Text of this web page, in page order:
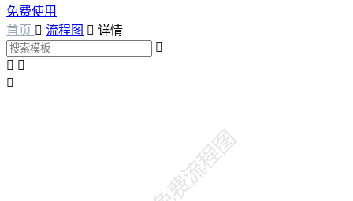
免费使用
首页  流程图  详情

 
